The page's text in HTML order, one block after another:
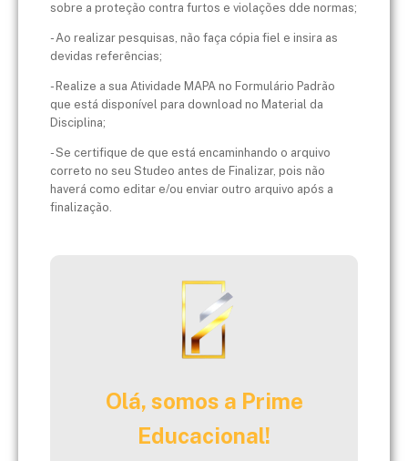
sobre a proteção contra furtos e violações dde normas;
- Ao realizar pesquisas, não faça cópia fiel e insira as
devidas referências;
- Realize a sua Atividade MAPA no Formulário Padrão
que está disponível para download no Material da
Disciplina;
- Se certifique de que está encaminhando o arquivo
correto no seu Studeo antes de Finalizar, pois não
haverá como editar e/ou enviar outro arquivo após a
finalização.
Olá, somos a Prime
Educacional!